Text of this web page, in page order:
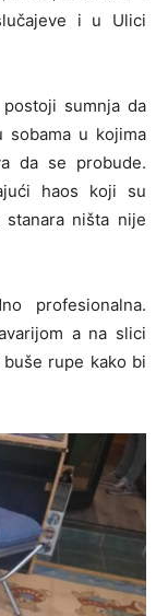
i u Ulici
sumnja da
u kojima
da se probude.
haos koji su
ništa nije
profesionalna.
a na slici
rupe kako bi